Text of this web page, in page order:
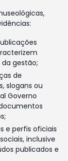
gestão;
de
slogans ou
Governo
e perfis oficiais
inclusive
publicados e